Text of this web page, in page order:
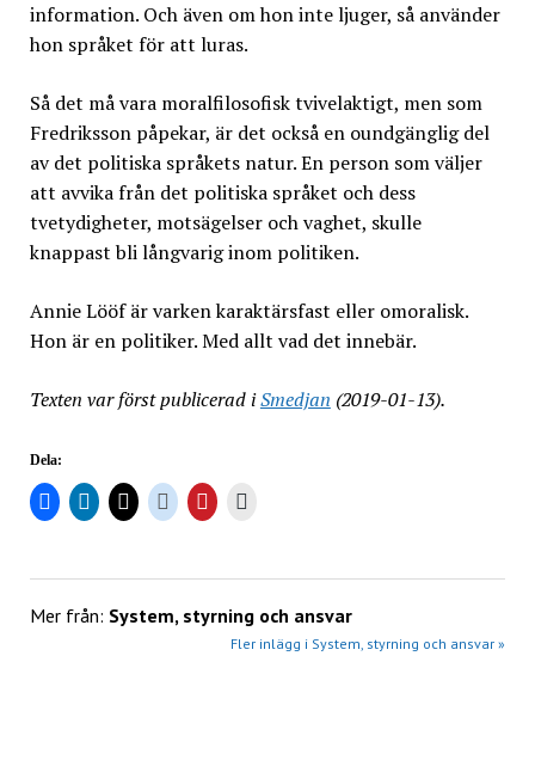
information. Och även om hon inte ljuger, så använder
hon språket för att luras.
Så det må vara moralfilosofisk tvivelaktigt, men som
Fredriksson påpekar, är det också en oundgänglig del
av det politiska språkets natur. En person som väljer
att avvika från det politiska språket och dess
tvetydigheter, motsägelser och vaghet, skulle
knappast bli långvarig inom politiken.
Annie Lööf är varken karaktärsfast eller omoralisk.
Hon är en politiker. Med allt vad det innebär.
Texten var först publicerad iSmedjan (2019-01-13).
Dela:
Mer från: System, styrning och ansvar
Fler inlägg i System, styrning och ansvar »